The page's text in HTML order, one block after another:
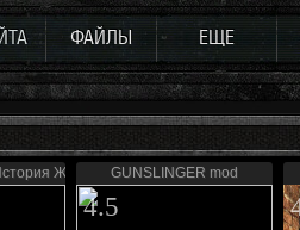
ФАЙЛЫ ЕЩЕ
ЖурналистаGUNSLINGER mod
4.5